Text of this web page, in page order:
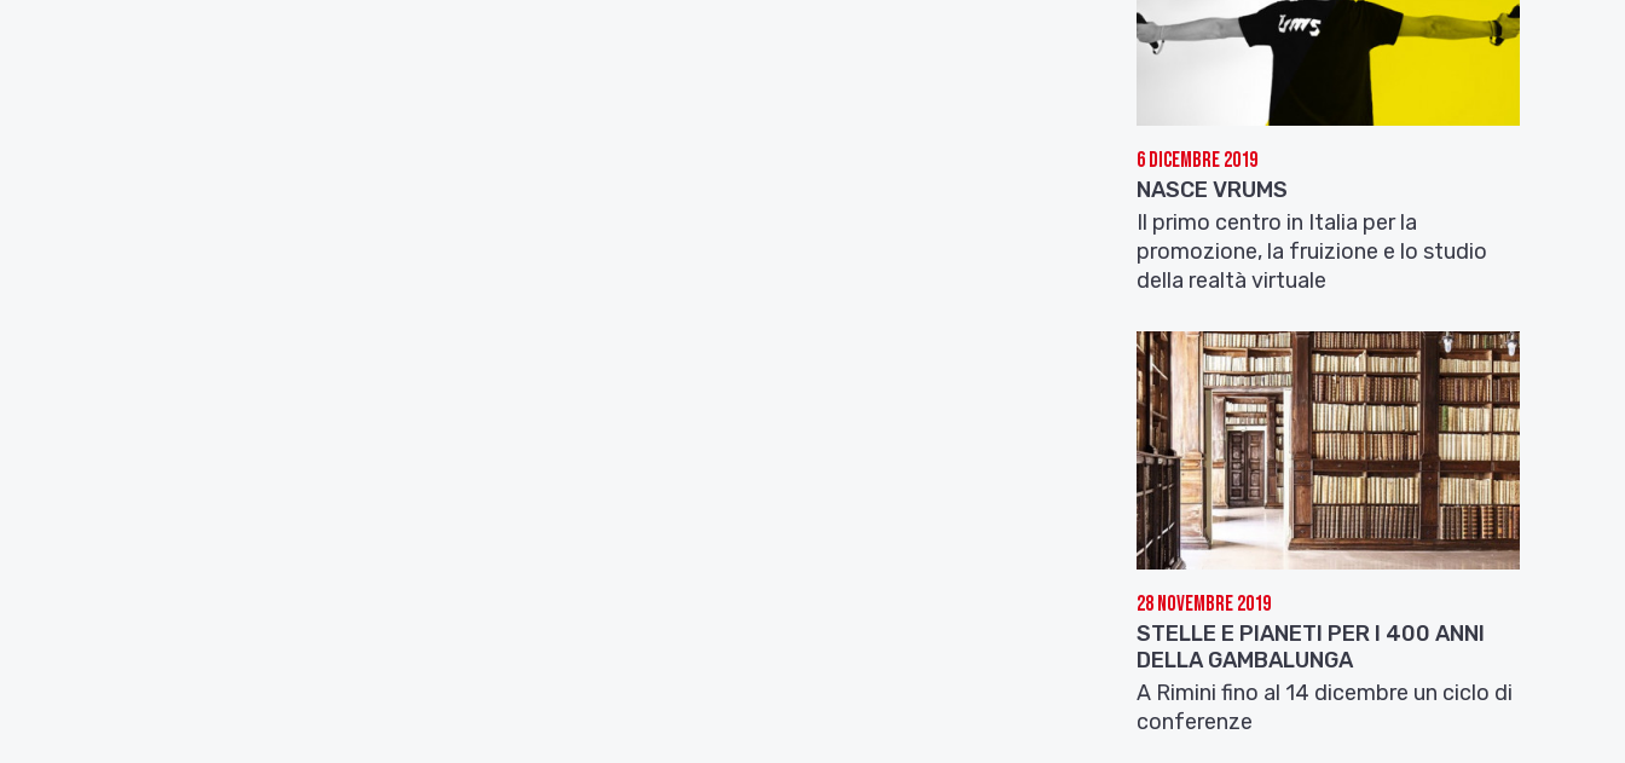
6 Dicembre 2019
NASCE VRUMS
Il primo centro in Italia per la
promozione, la fruizione e lo studio
della realtà virtuale
28 Novembre 2019
STELLE E PIANETI PER I 400 ANNI
DELLA GAMBALUNGA
A Rimini fino al 14 dicembre un ciclo di
conferenze